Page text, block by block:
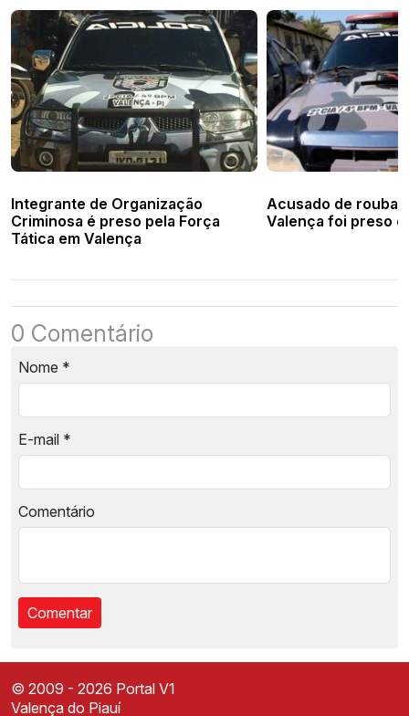
Integrante de Organização
Criminosa é preso pela Força
Tática em Valença
Acusado de roubar
Valença foi preso
0 Comentário
Nome *
E-mail *
Comentário
© 2009 - 2026 Portal V1
Valença do Piauí